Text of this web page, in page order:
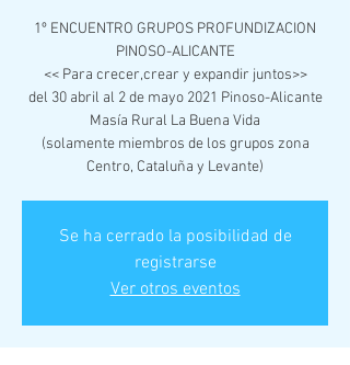
1º ENCUENTRO GRUPOS PROFUNDIZACION
PINOSO-ALICANTE
<< Para crecer,crear y expandir juntos>>
del 30 abril al 2 de mayo 2021 Pinoso-Alicante
Masía Rural La Buena Vida
(solamente miembros de los grupos zona
Se ha cerrado la posibilidad de
registrarse
Ver otros eventos